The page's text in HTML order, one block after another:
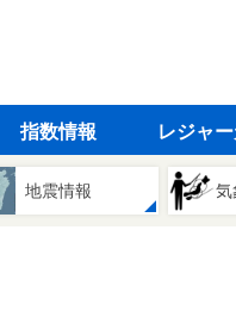
指数情報 レジャ
地震情報 気